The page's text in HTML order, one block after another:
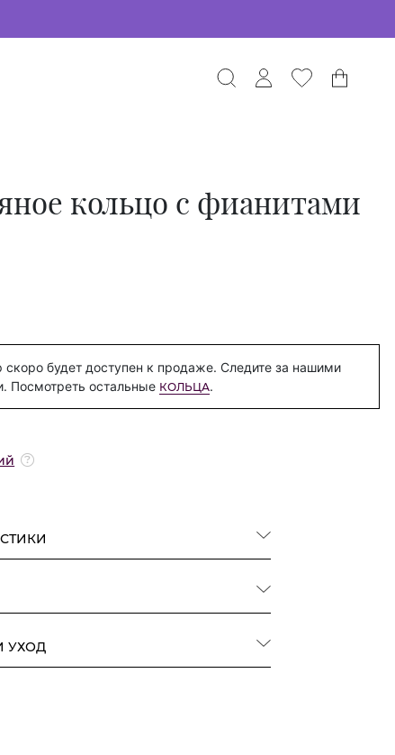
кольцо с фианитами
скоро будет доступен к продаже. Следите за нашими
Посмотреть остальные КОЛЬЦА.
УХОД